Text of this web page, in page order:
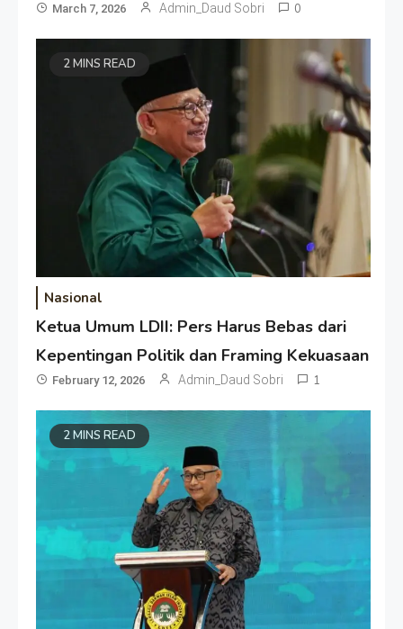
March 7, 2026 Admin_Daud Sobri 0
2 MINS READ
Nasional
Ketua Umum LDII: Pers Harus Bebas dari
Kepentingan Politik dan Framing Kekuasaan
February 12, 2026 Admin_Daud Sobri 1
2 MINS READ